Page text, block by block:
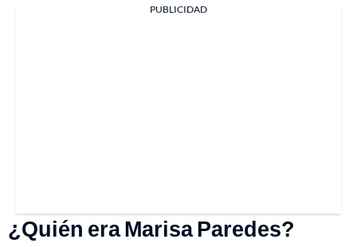
PUBLICIDAD
¿Quién era Marisa Paredes?